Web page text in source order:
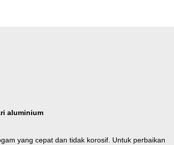
aluminium
yang cepat dan tidak korosif. Untuk perbaikan